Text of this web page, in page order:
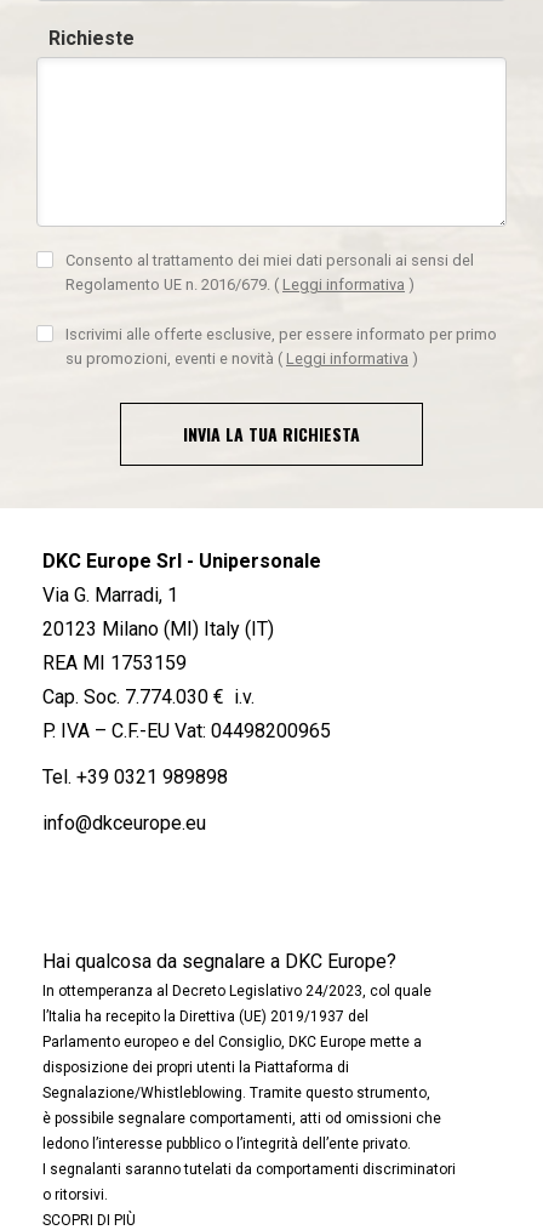
Richieste
Consento al trattamento dei miei dati personali ai sensi del
Regolamento UE n. 2016/679. ( Leggi informativa )
Iscrivimi alle offerte esclusive, per essere informato per primo
su promozioni, eventi e novità ( Leggi informativa )
INVIA LA TUA RICHIESTA
DKC Europe Srl - Unipersonale
Via G. Marradi, 1
20123 Milano (MI) Italy (IT)
REA MI 1753159
Cap. Soc. 7.774.030 € i.v.
P. IVA – C.F.-EU Vat: 04498200965
Tel. +39 0321 989898
info@dkceurope.eu
Hai qualcosa da segnalare a DKC Europe?
In ottemperanza al Decreto Legislativo 24/2023, col quale
l’Italia ha recepito la Direttiva (UE) 2019/1937 del
Parlamento europeo e del Consiglio, DKC Europe mette a
disposizione dei propri utenti la Piattaforma di
Segnalazione/Whistleblowing. Tramite questo strumento,
è possibile segnalare comportamenti, atti od omissioni che
ledono l’interesse pubblico o l’integrità dell’ente privato.
I segnalanti saranno tutelati da comportamenti discriminatori
o ritorsivi.
SCOPRI DI PIÙ